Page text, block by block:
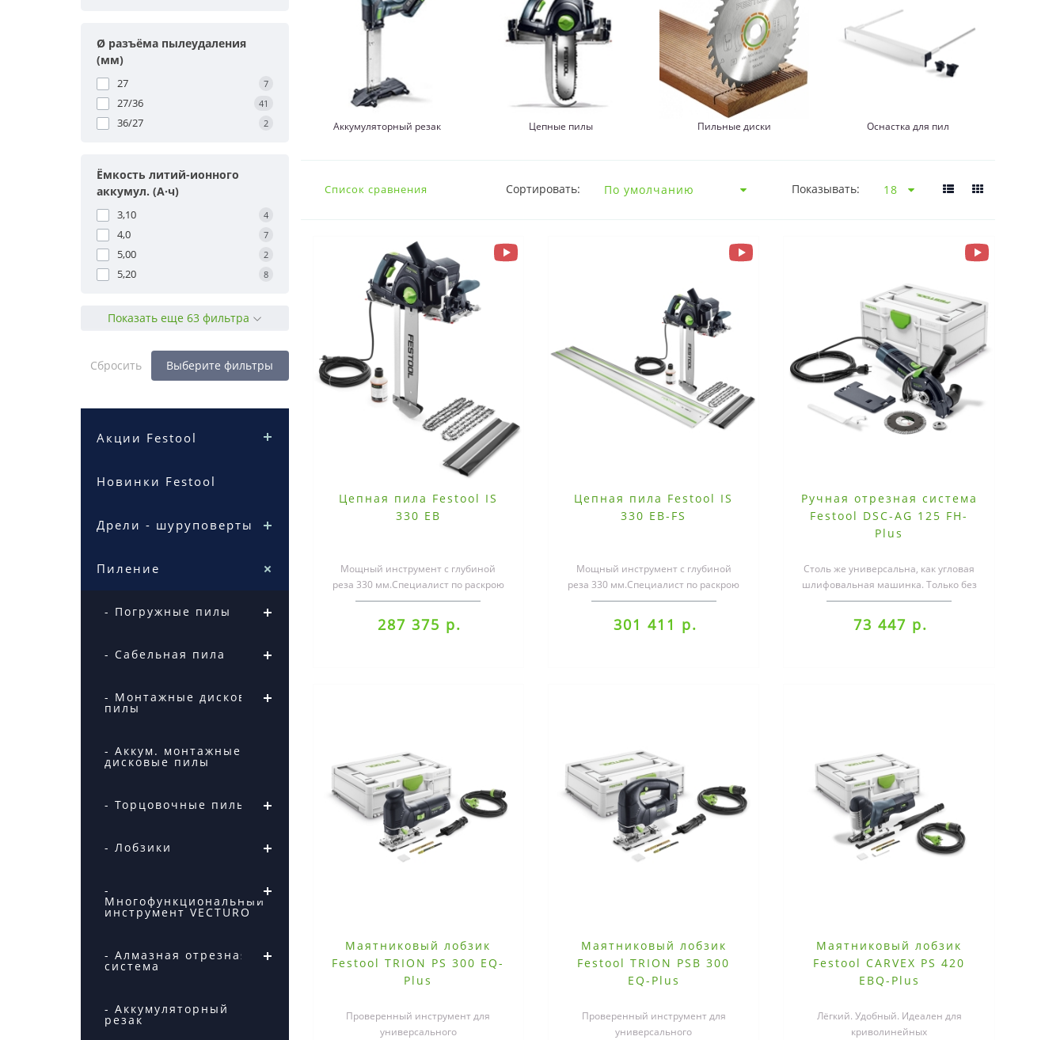
Ø разъёма пылеудаления
(мм)
27 7
27/36 41
36/27 2
Ёмкость литий-ионного
аккумул. (А·ч)
3,10 4
4,0 7
5,00 2
5,20 8
Показать еще 63 фильтра
Сбросить Выберите фильтры
Акции Festool
Новинки Festool
Дрели - шуруповерты
Пиление
- Погружные пилы
- Сабельная пила
- Монтажные дисковые
пилы
- Аккум. монтажные
дисковые пилы
- Торцовочные пилы
- Лобзики
-
Многофункциональный
инструмент VECTURO
- Алмазная отрезная
система
- Аккумуляторный
резак
Аккумуляторный резак Цепные пилы Пильные диски Оснастка для пил
Список сравнения Сортировать: Показывать:
Цепная пила Festool IS
330 EB
Мощный инструмент с глубиной
реза 330 мм.Специалист по раскрою
изоляционных материалов. Цепная
пила ..
287 375 р.
Цепная пила Festool IS
330 EB-FS
Мощный инструмент с глубиной
реза 330 мм.Специалист по раскрою
изоляционных материалов. Цепная
пила ..
301 411 р.
Ручная отрезная система
Festool DSC-AG 125 FH-
Plus
Столь же универсальна, как угловая
шлифовальная машинка. Только без
пыли.Удачная комбинация точной и..
73 447 р.
Маятниковый лобзик
Festool TRION PS 300 EQ-
Plus
Проверенный инструмент для
универсального
Маятниковый лобзик
Festool TRION PSB 300
EQ-Plus
Проверенный инструмент для
универсального
Маятниковый лобзик
Festool CARVEX PS 420
EBQ-Plus
Лёгкий. Удобный. Идеален для
криволинейных